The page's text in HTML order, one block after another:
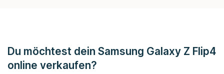
Du möchtest dein Samsung Galaxy Z Flip4
online verkaufen?